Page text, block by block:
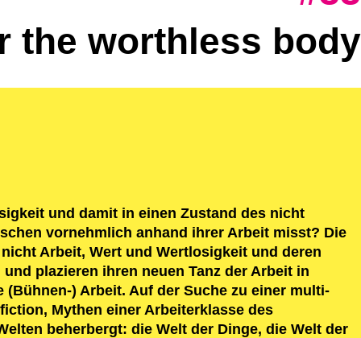
the worthless body
und damit in einen Zustand des nicht
vornehmlich anhand ihrer Arbeit misst? Die
Arbeit, Wert und Wertlosigkeit und deren
plazieren ihren neuen Tanz der Arbeit in
) Arbeit. Auf der Suche zu einer multi-
Mythen einer Arbeiterklasse des
beherbergt: die Welt der Dinge, die Welt der